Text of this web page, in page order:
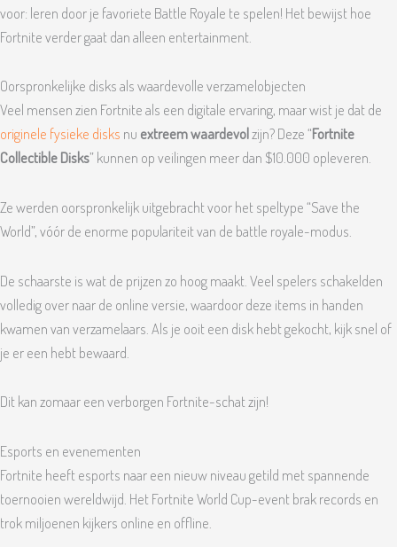
voor: leren door je favoriete Battle Royale te spelen! Het bewijst hoe
Fortnite verder gaat dan alleen entertainment.
Oorspronkelijke disks als waardevolle verzamelobjecten
Veel mensen zien Fortnite als een digitale ervaring, maar wist je dat de
originele fysieke disks nu extreem waardevolzijn? Deze “Fortnite
Collectible Disks” kunnen op veilingen meer dan $10.000 opleveren.
Ze werden oorspronkelijk uitgebracht voor het speltype “Save the
World”, vóór de enorme populariteit van de battle royale-modus.
De schaarste is wat de prijzen zo hoog maakt. Veel spelers schakelden
volledig over naar de online versie, waardoor deze items in handen
kwamen van verzamelaars. Als je ooit een disk hebt gekocht, kijk snel of
je er een hebt bewaard.
Dit kan zomaar een verborgen Fortnite-schat zijn!
Esports en evenementen
Fortnite heeft esports naar een nieuw niveau getild met spannende
toernooien wereldwijd. Het Fortnite World Cup-event brak records en
trok miljoenen kijkers online en offline.